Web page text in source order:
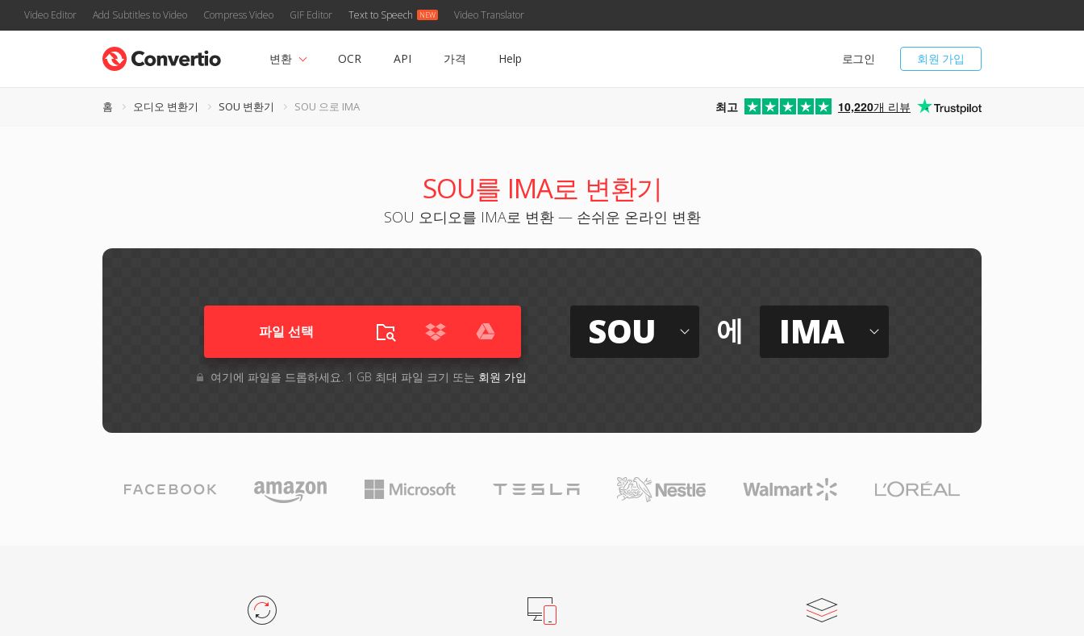
Video Editor Add Subtitles to Video Compress Video GIF Editor Text to Speech Video Translator
회원 가입
로그인
변환 OCR API 가격 Help
홈 오디오 변환기 SOU 변환기 SOU 으로 IMA 최고 10,220개 리뷰
SOU를 IMA로 변환기
SOU 오디오를 IMA로 변환 — 손쉬운 온라인 변환
파일 선택
여기에 파일을 드롭하세요. 1 GB 최대 파일 크기 또는 회원 가입
SOU 에 IMA